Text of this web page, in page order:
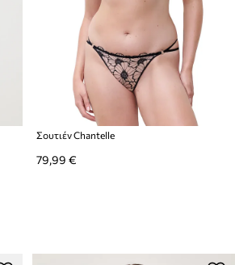
Σουτιέν Chantelle
79,99 €